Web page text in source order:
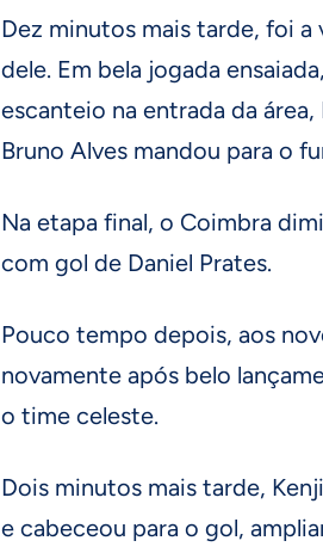
Dez minutos mais tarde, foi
dele. Em bela jogada
escanteio na entrada da
Bruno Alves mandou para o
Na etapa final, o Coimbra
com gol de Daniel Prates.
Pouco tempo depois, aos
novamente após belo
o time celeste.
Dois minutos mais tarde,
e cabeceou para o gol,